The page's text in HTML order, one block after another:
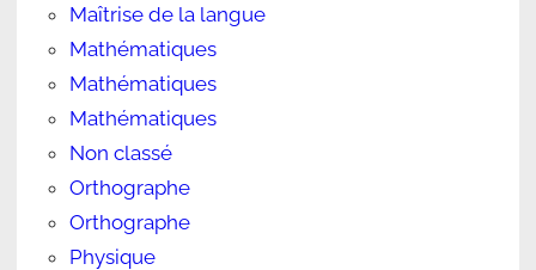
Maîtrise de la langue
Mathématiques
Mathématiques
Mathématiques
Non classé
Orthographe
Orthographe
Physique